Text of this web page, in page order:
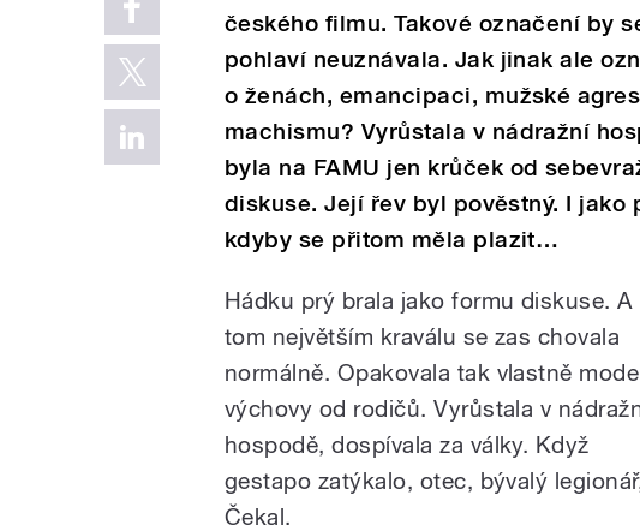
českého filmu. Takové označení by
pohlaví neuznávala. Jak jinak ale
o ženách, emancipaci, mužské
machismu? Vyrůstala v nádražní
byla na FAMU jen krůček od
diskuse. Její řev byl pověstný. I
kdyby se přitom měla plazit…
Hádku prý brala jako formu diskuse. A
tom největším kraválu se zas chovala
normálně. Opakovala tak vlastně
výchovy od rodičů. Vyrůstala v
hospodě, dospívala za války. Když
gestapo zatýkalo, otec, bývalý
Čekal.